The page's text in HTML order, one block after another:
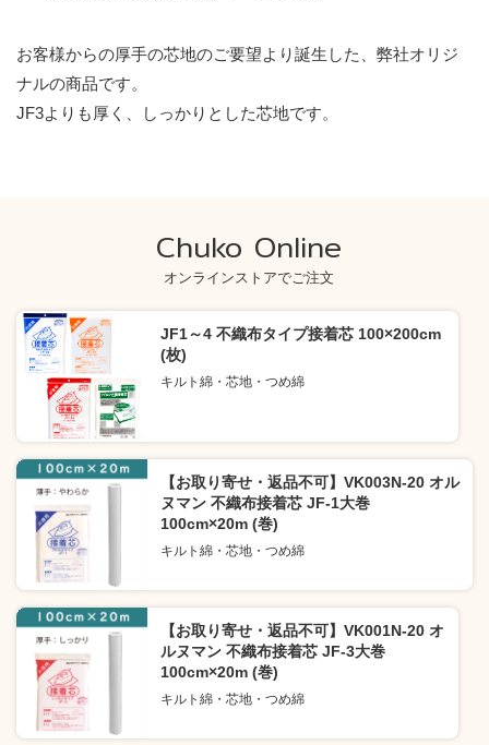
お客様からの厚手の芯地のご要望より誕生した、弊社オリジ
ナルの商品です。
JF3よりも厚く、しっかりとした芯地です。
Chuko Online
オンラインストアでご注文
JF1～4 不織布タイプ接着芯 100×200cm
(枚)
キルト綿・芯地・つめ綿
【お取り寄せ・返品不可】VK003N-20 オル
ヌマン 不織布接着芯 JF-1大巻
100cm×20m (巻)
キルト綿・芯地・つめ綿
【お取り寄せ・返品不可】VK001N-20 オ
ルヌマン 不織布接着芯 JF-3大巻
100cm×20m (巻)
キルト綿・芯地・つめ綿